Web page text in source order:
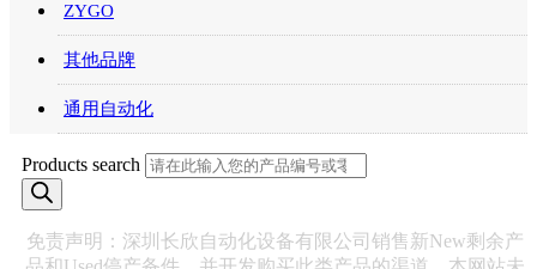
ZYGO
其他品牌
通用自动化
Products search
免责声明：深圳长欣自动化设备有限公司销售新New剩余产